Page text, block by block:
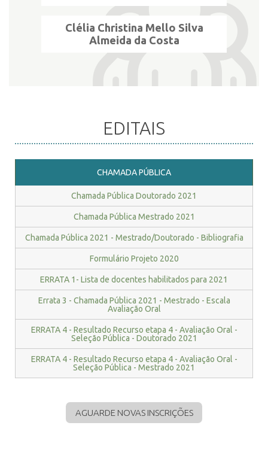
Clélia Christina Mello Silva
Almeida da Costa
EDITAIS
CHAMADA PÚBLICA
Chamada Pública Doutorado 2021
Chamada Pública Mestrado 2021
Chamada Pública 2021 - Mestrado/Doutorado - Bibliografia
Formulário Projeto 2020
ERRATA 1- Lista de docentes habilitados para 2021
Errata 3 - Chamada Pública 2021 - Mestrado - Escala
Avaliação Oral
ERRATA 4 - Resultado Recurso etapa 4 - Avaliação Oral -
Seleção Pública - Doutorado 2021
ERRATA 4 - Resultado Recurso etapa 4 - Avaliação Oral -
Seleção Pública - Mestrado 2021
AGUARDE NOVAS INSCRIÇÕES